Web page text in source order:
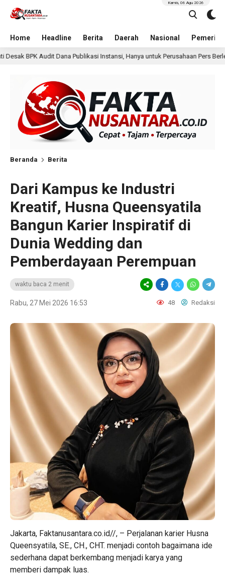
Home Headline Berita Daerah Nasional
Kamis, 06 Agu 2026
Instansi, Hanya untuk Perusahaan Pers Berlegalitas 22 jam lalu
Beranda Berita
Dari Kampus ke Industri
Kreatif, Husna Queensyatila
Bangun Karier Inspiratif di
Dunia Wedding dan
Pemberdayaan Perempuan
waktu baca 2 menit
Rabu, 27 Mei 2026 16:53 48 Redaksi
Jakarta, Faktanusantara.co.id//, – Perjalanan karier Husna
Queensyatila, SE., CH., CHT. menjadi contoh bagaimana ide
sederhana dapat berkembang menjadi karya yang
memberi dampak luas.